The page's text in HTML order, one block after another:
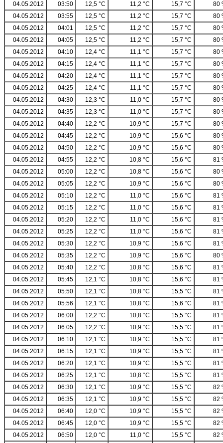
04.05.2012
03:50 12,5 °C 11,2 °C 15,7 °C
80
04.05.2012
03:55 12,5 °C 11,2 °C 15,7 °C
80
04.05.2012
04:01 12,5 °C 11,2 °C 15,7 °C
80
04.05.2012
04:05 12,5 °C 11,2 °C 15,7 °C
80
04.05.2012
04:10 12,4 °C 11,1 °C 15,7 °C
80
04.05.2012
04:15 12,4 °C 11,1 °C 15,7 °C
80
04.05.2012
04:20 12,4 °C 11,1 °C 15,7 °C
80
04.05.2012
04:25 12,4 °C 11,1 °C 15,7 °C
80
04.05.2012
04:30 12,3 °C 11,0 °C 15,7 °C
80
04.05.2012
04:35 12,3 °C 11,0 °C 15,7 °C
80
04.05.2012
04:40 12,2 °C 10,9 °C 15,7 °C
80
04.05.2012
04:45 12,2 °C 10,9 °C 15,6 °C
80
04.05.2012
04:50 12,2 °C 10,9 °C 15,6 °C
80
04.05.2012
04:55 12,2 °C 10,8 °C 15,6 °C
81
04.05.2012
05:00 12,2 °C 10,8 °C 15,6 °C
80
04.05.2012
05:05 12,2 °C 10,9 °C 15,6 °C
80
04.05.2012
05:10 12,2 °C 11,0 °C 15,6 °C
81
04.05.2012
05:15 12,2 °C 11,0 °C 15,6 °C
81
04.05.2012
05:20 12,2 °C 11,0 °C 15,6 °C
81
04.05.2012
05:25 12,2 °C 11,0 °C 15,6 °C
81
04.05.2012
05:30 12,2 °C 10,9 °C 15,6 °C
81
04.05.2012
05:35 12,2 °C 10,9 °C 15,6 °C
80
04.05.2012
05:40 12,2 °C 10,8 °C 15,6 °C
81
04.05.2012
05:45 12,1 °C 10,8 °C 15,6 °C
81
04.05.2012
05:50 12,1 °C 10,8 °C 15,5 °C
81
04.05.2012
05:56 12,1 °C 10,8 °C 15,6 °C
81
04.05.2012
06:00 12,2 °C 10,8 °C 15,5 °C
81
04.05.2012
06:05 12,2 °C 10,9 °C 15,5 °C
81
04.05.2012
06:10 12,1 °C 10,9 °C 15,5 °C
81
04.05.2012
06:15 12,1 °C 10,9 °C 15,5 °C
81
04.05.2012
06:20 12,1 °C 10,9 °C 15,5 °C
81
04.05.2012
06:25 12,1 °C 10,8 °C 15,5 °C
81
04.05.2012
06:30 12,1 °C 10,9 °C 15,5 °C
82
04.05.2012
06:35 12,1 °C 10,9 °C 15,5 °C
82
04.05.2012
06:40 12,0 °C 10,9 °C 15,5 °C
82
04.05.2012
06:45 12,0 °C 10,9 °C 15,5 °C
82
04.05.2012
06:50 12,0 °C 11,0 °C 15,5 °C
82